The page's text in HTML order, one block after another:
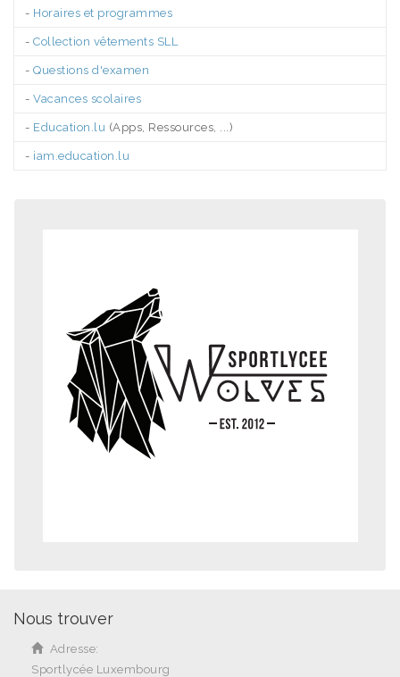
- Horaires et programmes
- Collection vêtements SLL
- Questions d'examen
- Vacances scolaires
- Education.lu (Apps, Ressources, ...)
- iam.education.lu
Nous trouver
Adresse:
Sportlycée Luxembourg